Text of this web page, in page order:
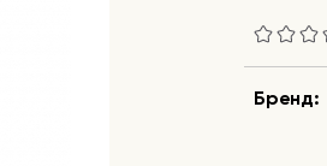
Бренд: